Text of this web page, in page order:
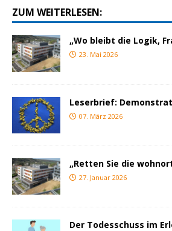
ZUM WEITERLESEN:
„Wo bleibt die Logik,
23. Mai 2026
Leserbrief:
07. März 2026
„Retten Sie die
27. Januar 2026
Der Todesschuss im